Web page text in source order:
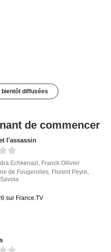
diffusées
de commencer
l'assassin
Echkenazi, Franck Ollivier
de Fougerolles, Florent Peyre,
sur France.TV